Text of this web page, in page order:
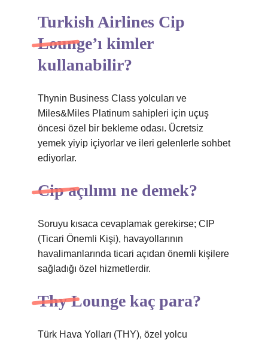
Turkish Airlines Cip
Lounge’ı kimler
kullanabilir?
Thynin Business Class yolcuları ve
Miles&Miles Platinum sahipleri için uçuş
öncesi özel bir bekleme odası. Ücretsiz
yemek yiyip içiyorlar ve ileri gelenlerle sohbet
ediyorlar.
Cip açılımı ne demek?
Soruyu kısaca cevaplamak gerekirse; CIP
(Ticari Önemli Kişi), havayollarının
havalimanlarında ticari açıdan önemli kişilere
sağladığı özel hizmetlerdir.
Thy Lounge kaç para?
Türk Hava Yolları (THY), özel yolcu